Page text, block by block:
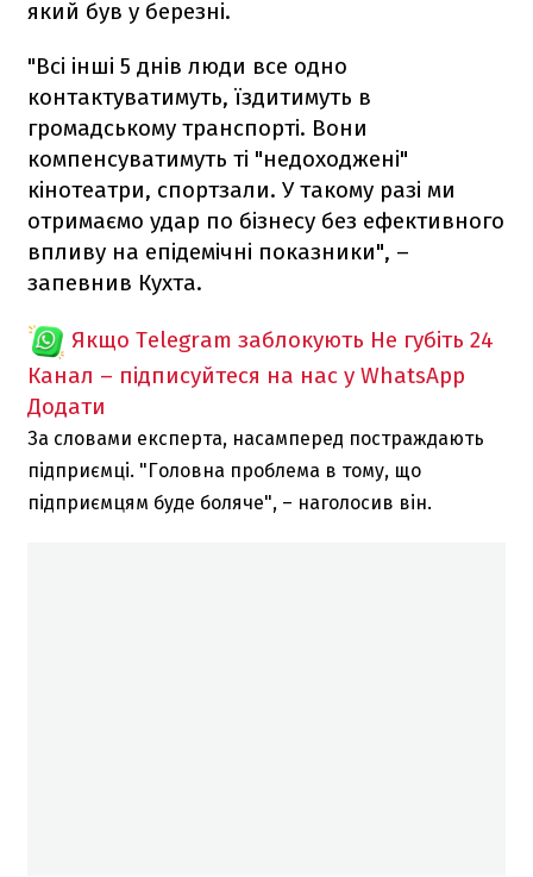
який був у березні.
"Всі інші 5 днів люди все одно
контактуватимуть, їздитимуть в
громадському транспорті. Вони
компенсуватимуть ті "недоходжені"
кінотеатри, спортзали. У такому разі ми
отримаємо удар по бізнесу без ефективного
впливу на епідемічні показники", –
запевнив Кухта.
Якщо Telegram заблокують Не губіть 24
Канал – підписуйтеся на нас у WhatsApp
Додати
За словами експерта, насамперед постраждають
підприємці. "Головна проблема в тому, що
підприємцям буде боляче", – наголосив він.